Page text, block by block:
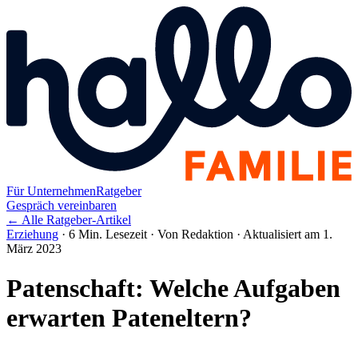
Für UnternehmenRatgeber
Gespräch vereinbaren
← Alle Ratgeber-Artikel
Erziehung · 6 Min. Lesezeit · Von Redaktion · Aktualisiert am 1.
März 2023
Patenschaft: Welche Aufgaben
erwarten Pateneltern?